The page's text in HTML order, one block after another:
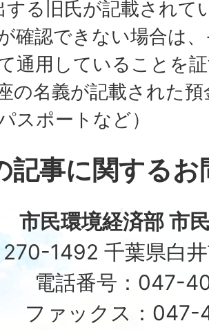
する旧氏が記載され
確認できない場合は
通用していることを
の名義が記載された
スポートなど）
記事に関する
市民環境経済部 市
270-1492 千葉県白
電話番号：047-
ファックス：047-